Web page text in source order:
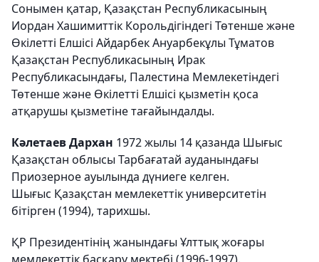
Сонымен қатар, Қазақстан Республикасының
Иордан Хашимиттік Корольдігіндегі Төтенше және
Өкілетті Елшісі Айдарбек Ануарбекұлы Тұматов
Қазақстан Республикасының Ирак
Республикасындағы, Палестина Мемлекетіндегі
Төтенше және Өкілетті Елшісі қызметін қоса
атқарушы қызметіне тағайындалды.
Кәлетаев Дархан 1972 жылы 14 қазанда Шығыс
Қазақстан облысы Тарбағатай ауданындағы
Приозерное ауылында дүниеге келген.
Шығыс Қазақстан мемлекеттік университетін
бітірген (1994), тарихшы.
ҚР Президентінің жанындағы Ұлттық жоғары